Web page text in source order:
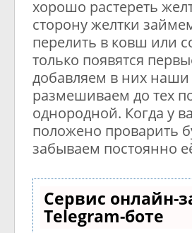
хорошо растереть
сторону желтки
перелить в ковш или
только появятся
добавляем в них
размешиваем до тех
однородной. Когда у
положено проварить
забываем постоянно
Сервис онлайн-
Telegram-боте